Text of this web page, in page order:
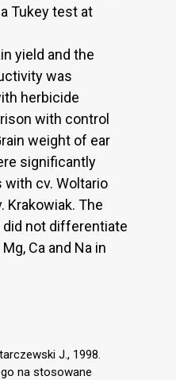
Tukey test at
yield and the
was
herbicide
with control
weight of ear
significantly
cv. Woltario
Krakowiak. The
not differentiate
Ca and Na in
J., 1998.
na stosowane